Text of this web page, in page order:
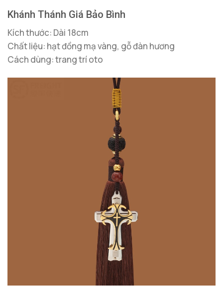
Khánh Thánh Giá Bảo Bình
Kích thước: Dài 18cm
Chất liệu: hạt đồng mạ vàng, gỗ đàn hương
Cách dùng: trang trí oto